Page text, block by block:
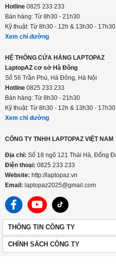
Hotline 0825 233 233
Bán hàng: Từ 8h30 - 21h30
Kỹ thuật: Từ 8h30 - 12h & 13h30 - 17h30
Xem chỉ đường
HỆ THỐNG CỬA HÀNG LAPTOPAZ
LaptopAZ cơ sở Hà Đông
Số 56 Trần Phú, Hà Đông, Hà Nội
Hotline 0825 233 233
Bán hàng: Từ 8h30 - 21h30
Kỹ thuật: Từ 8h30 - 12h & 13h30 - 17h30
Xem chỉ đường
CÔNG TY TNHH LAPTOPAZ VIỆT NAM
Địa chỉ: Số 18 ngõ 121 Thái Hà, Đống
Điện thoại: 0825 233 233
Website: http://laptopaz.vn
Email: laptopaz2025@gmail.com
THÔNG TIN CÔNG TY
CHÍNH SÁCH CÔNG TY